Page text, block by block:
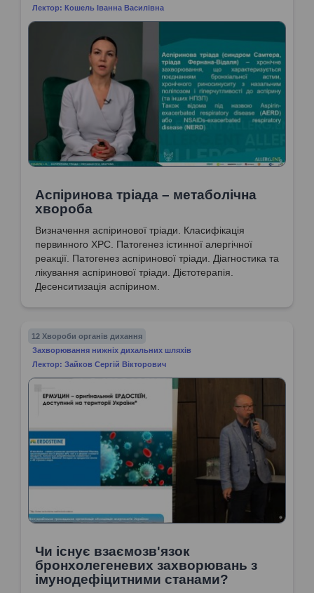
Лектор: Кошель Іванна Василівна
Аспіринова тріада – метаболічна
хвороба
Визначення аспіринової тріади. Класифікація
первинного ХРС. Патогенез істинної алергічної
реакції. Патогенез аспіринової тріади. Діагностика та
лікування аспіринової тріади. Дієтотерапія.
Десенситизація аспірином.
12 Хвороби органів дихання
Захворювання нижніх дихальних шляхів
Лектор: Зайков Сергій Вікторович
Чи існує взаємозв'язок
бронхолегеневих захворювань з
імунодефіцитними станами?